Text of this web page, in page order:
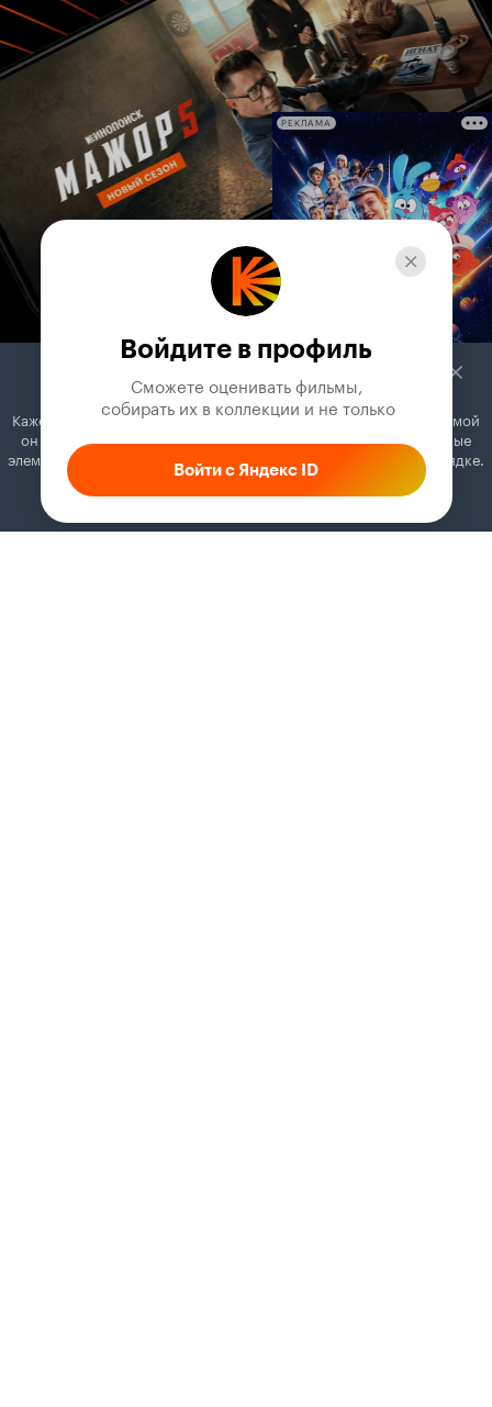
РЕКЛАМА
Войдите в профиль
Сможете оценивать фильмы,
собирать их в коллекции и не только
Войти с Яндекс ID
Кажется, вы используете блокировщик рекламы. Вместе с рекламой
он может отключать постеры, папки с фильмами и другие важные
элементы. Добавьте Кинопоиск в исключения, и всё будет в порядке.
Как это сделать